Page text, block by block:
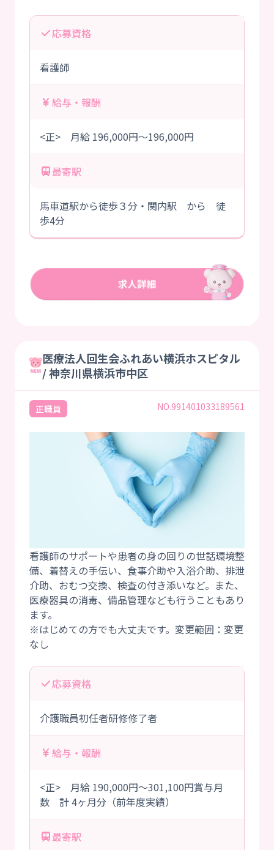
応募資格
看護師
給与・報酬
<正> 月給 196,000円～196,000円
最寄駅
馬車道駅から徒歩３分・関内駅 から 徒
歩4分
医療法人回生会ふれあい横浜ホスピタル
/ 神奈川県横浜市中区
正職員 NO.991401033189561
看護師のサポートや患者の身の回りの世話環境整
備、着替えの手伝い、食事介助や入浴介助、排泄
介助、おむつ交換、検査の付き添いなど。また、
医療器具の消毒、備品管理なども行うこともあり
ます。
※はじめての方でも大丈夫です。変更範囲：変更
応募資格
介護職員初任者研修修了者
給与・報酬
<正> 月給 190,000円～301,100円賞与月
数 計 4ヶ月分（前年度実績）
最寄駅